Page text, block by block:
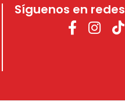
Síguenos en